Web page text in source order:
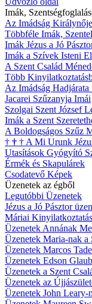
Imák,
Az Imádság
Többféle Imák,
Imák Jézus a Jó
Imák a Szívek Isteni
A Szent Család
Több
Az Imádság Hadjárata
Jacarei Szűzanyja Imái
Szolgai Szent József
Imák a Szent
A Boldogságos Szűz
† † † A Mi Urunk
Utasítások Gyógyító
Érmék és Skapulárek
Csodatevő Képek
Üzenetek az égből
Legutóbbi Üzenetek
Jézus a Jó Pásztor
Máriai
Üzenetek Annának
Üzenetek Maria-nak a
Üzenetek Marcos
Üzenetek Edson
Üzenetek a Szent
Üzenetek az
Üzenetek John